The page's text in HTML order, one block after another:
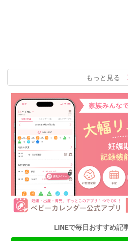
もっと見る
LINEで毎日おすすめ記